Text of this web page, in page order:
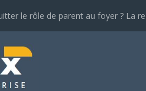
le rôle de parent au foyer ? La